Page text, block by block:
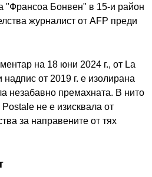
"Франсоа Бонвен" в 15-и район
журналист от AFP преди
на 18 юни 2024 г., от La
надпис от 2019 г. е изолирана
незабавно премахната. В нито
не е изисквала от
за направените от тях